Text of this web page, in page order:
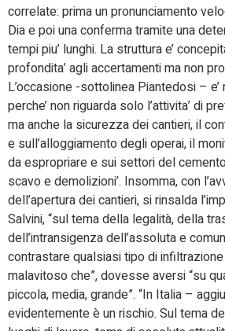
correlate: prima un pronunciamento
Dia e poi una conferma tramite una
tempi piu’ lunghi. La struttura e’
profondita’ agli accertamenti ma non
L’occasione -sottolinea Piantedosi –
perche’ non riguarda solo l’attivita’ di
ma anche la sicurezza dei cantieri, il
e sull’alloggiamento degli operai, il
da espropriare e sui settori del
scavo e demolizioni’. Insomma, con
dell’apertura dei cantieri, si rinsalda
Salvini, “sul tema della legalità, della
dell’intransigenza dell’assoluta e
contrastare qualsiasi tipo di
malavitoso che”, dovesse aversi “su
piccola, media, grande”. “In Italia –
evidentemente è un rischio. Sul tema